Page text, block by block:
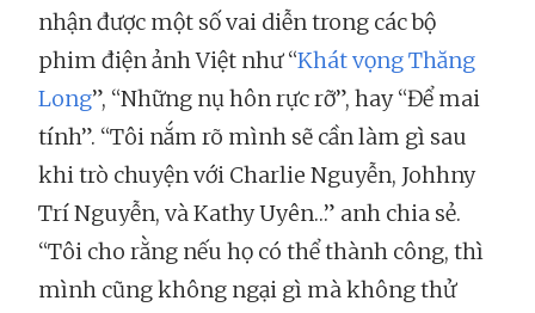
nhận được một số vai diễn trong các bộ
phim điện ảnh Việt như “Khát vọng Thăng
Long”, “Những nụ hôn rực rỡ”, hay “Để mai
tính”. “Tôi nắm rõ mình sẽ cần làm gì sau
khi trò chuyện với Charlie Nguyễn, Johhny
Trí Nguyễn, và Kathy Uyên…” anh chia sẻ.
“Tôi cho rằng nếu họ có thể thành công, thì
mình cũng không ngại gì mà không thử